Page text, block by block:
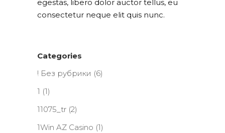
egestas, libero dolor auctor tellus, eu
consectetur neque elit quis nunc.
Categories
! Без рубрики (6)
1 (1)
11075_tr (2)
1Win AZ Casino (1)